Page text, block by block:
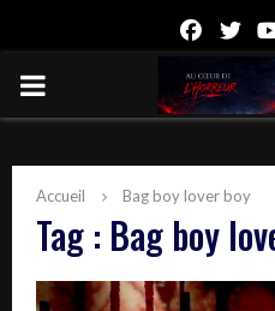
PRIMARY
Accueil Bag boy lover boy
Tag : Bag boy